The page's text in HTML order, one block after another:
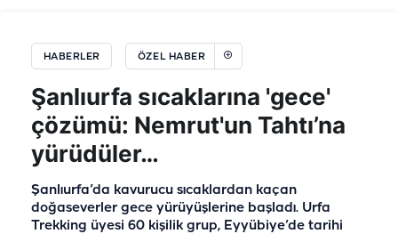
HABERLER ÖZEL HABER
Şanlıurfa sıcaklarına 'gece'
çözümü: Nemrut'un Tahtı’na
yürüdüler…
Şanlıurfa’da kavurucu sıcaklardan kaçan
doğaseverler gece yürüyüşlerine başladı. Urfa
Trekking üyesi 60 kişilik grup, Eyyübiye’de tarihi